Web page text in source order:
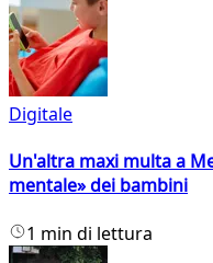
Digitale
Un'altra maxi multa a
mentale» dei bambini
1 min di lettura